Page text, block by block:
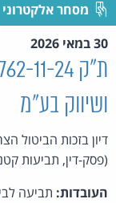
מסחר אלקטרוני
30 במאי 2026
ושיווק בע"מ
דיון בזכות הביטול
(פסק-דין, תביעות
העובדות: